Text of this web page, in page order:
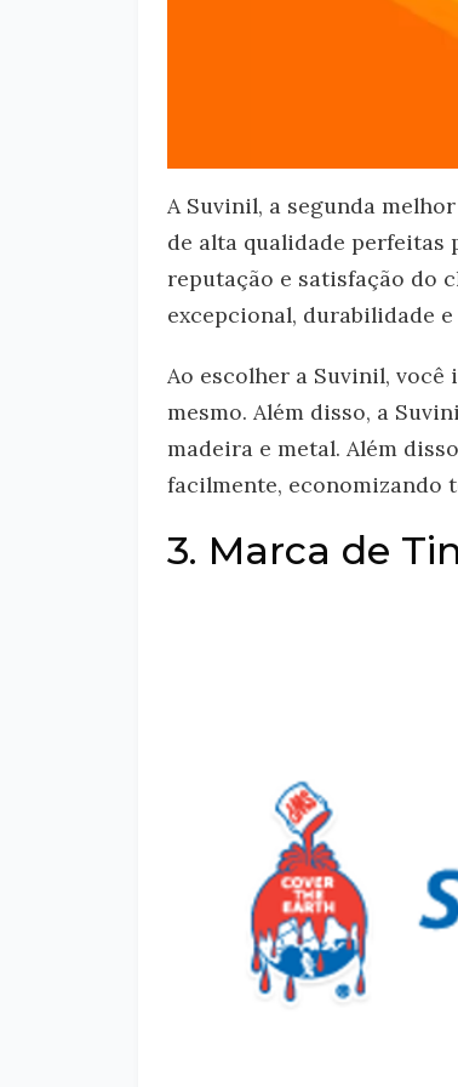
A Suvinil, a segunda
de alta qualidade perfeitas
reputação e satisfação do
excepcional, durabilidade
Ao escolher a Suvinil,
mesmo. Além disso, a
madeira e metal. Além
facilmente, economizando
3. Marca de